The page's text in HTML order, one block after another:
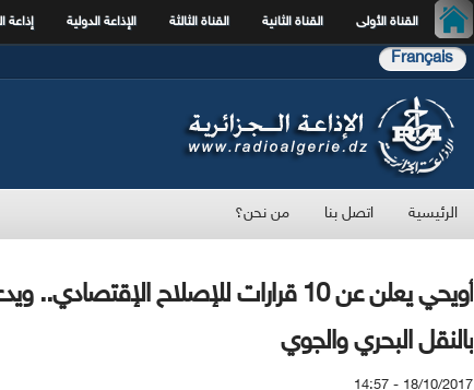
القناة الأولى القناة الثانية القناة الثالثة الإذاعة الدولية إذاعة
Français
الرئيسية اتصل بنا من نحن؟
أويحي يعلن عن 10 قرارات للإصلاح
بالنقل البحري والجوي
18/10/2017 - 14:57